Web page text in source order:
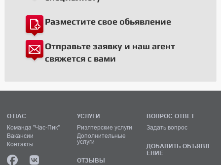
Разместите свое обьявление
Отправьте заявку и наш агент
свяжется с вами
О НАС
Команда "Час-Пик"
Вакансии
Контакты
УСЛУГИ
Риэлтерские услуги
Дополнительные
услуги
ОТЗЫВЫ
ВОПРОС-ОТВЕТ
Задать вопрос
ДОБАВИТЬ ОБЪЯВЛ
ЕНИЕ